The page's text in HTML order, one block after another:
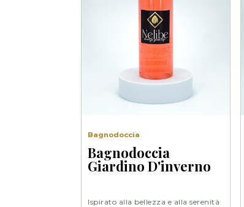
Bagnodoccia
Bagnodoccia
Giardino D'inverno
Ispirato alla bellezza e alla serenità